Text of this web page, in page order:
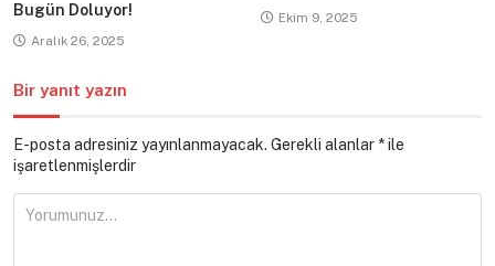
Bugün Doluyor!
Aralık 26, 2025
Ekim 9, 2025
Bir yanıt yazın
E-posta adresiniz yayınlanmayacak. Gerekli alanlar *ile
işaretlenmişlerdir